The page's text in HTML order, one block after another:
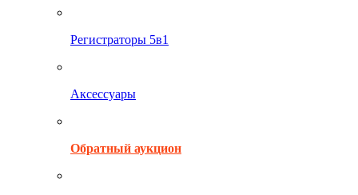
Регистраторы 5в1
Аксессуары
Обратный аукцион